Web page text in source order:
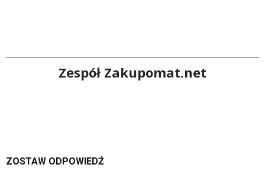
Zespół Zakupomat.net
ZOSTAW ODPOWIEDŹ